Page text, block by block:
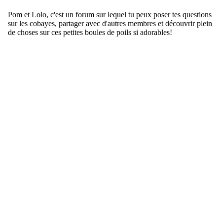
Pom et Lolo, c'est un forum sur lequel tu peux poser tes questions
sur les cobayes, partager avec d'autres membres et découvrir plein
de choses sur ces petites boules de poils si adorables!